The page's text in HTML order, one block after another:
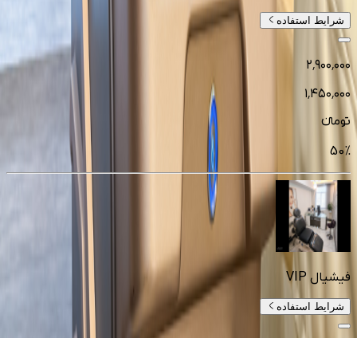
شرایط استفاده
۲٬۹۰۰٬۰۰۰
۱٬۴۵۰٬۰۰۰
تومانءء
50%
فیشیال VIP
شرایط استفاده